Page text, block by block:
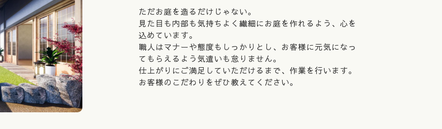
ただお庭を造るだけじゃない。
見た目も内部も気持ちよく繊細にお庭を作れるよう、心を
込めています。
職人はマナーや態度もしっかりとし、お客様に元気になっ
てもらえるよう気遣いも怠りません。
仕上がりにご満足していただけるまで、作業を行います。
お客様のこだわりをぜひ教えてください。